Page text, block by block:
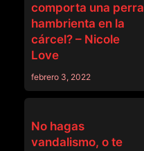
comporta una perra
hambrienta en la
cárcel? – Nicole
Love
febrero 3, 2022
No hagas
vandalismo, o te